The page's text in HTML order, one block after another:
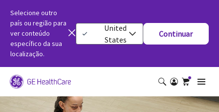
Selecione outro
país ou região para
ver conteúdo
específico da sua
localização.
United
States
Continuar